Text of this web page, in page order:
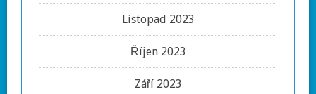
Listopad 2023
Říjen 2023
Září 2023